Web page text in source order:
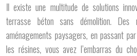
Il existe une multitude de solutions
terrasse béton sans démolition. Des
aménagements paysagers, en passant
les résines, vous avez l’embarras du